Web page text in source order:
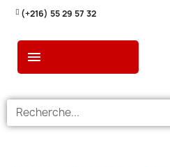
(+216) 55 29 57 32